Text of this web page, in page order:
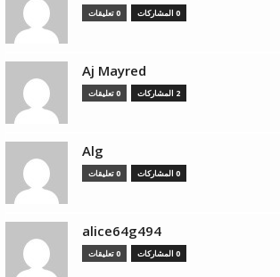
0 المشاركات 0 تعليقات
Aj Mayred
2 المشاركات 0 تعليقات
Alg
0 المشاركات 0 تعليقات
alice64g494
0 المشاركات 0 تعليقات